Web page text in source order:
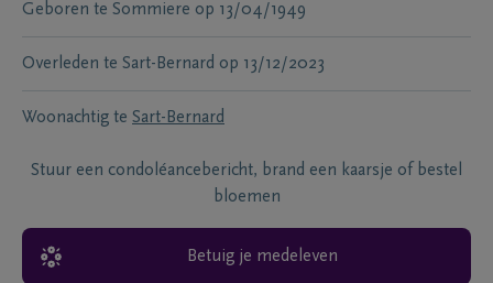
Geboren te Sommiere op 13/04/1949
Overleden te Sart-Bernard op 13/12/2023
Woonachtig te Sart-Bernard
Stuur een condoléancebericht, brand een kaarsje of bestel
bloemen
Betuig je medeleven